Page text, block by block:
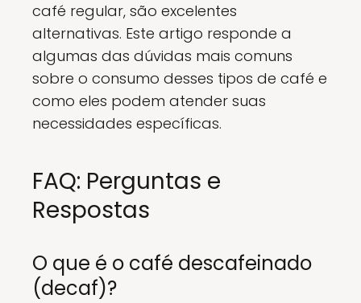
café regular, são excelentes
alternativas. Este artigo responde a
algumas das dúvidas mais comuns
sobre o consumo desses tipos de café e
como eles podem atender suas
necessidades específicas.
FAQ: Perguntas e
Respostas
O que é o café descafeinado
(decaf)?